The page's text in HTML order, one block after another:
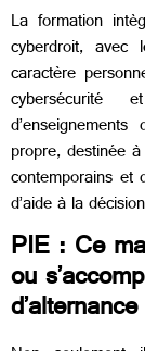
La formation
cyberdroit, avec
caractère
cybersécurité
propre, destinée
contemporains et
d’aide à la
PIE : Ce
ou